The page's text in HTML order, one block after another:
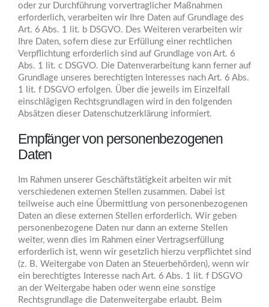
oder zur Durchführung vorvertraglicher Maßnahmen
erforderlich, verarbeiten wir Ihre Daten auf Grundlage des
Art. 6 Abs. 1 lit. b DSGVO. Des Weiteren verarbeiten wir
Ihre Daten, sofern diese zur Erfüllung einer rechtlichen
Verpflichtung erforderlich sind auf Grundlage von Art. 6
Abs. 1 lit. c DSGVO. Die Datenverarbeitung kann ferner auf
Grundlage unseres berechtigten Interesses nach Art. 6 Abs.
1 lit. f DSGVO erfolgen. Über die jeweils im Einzelfall
einschlägigen Rechtsgrundlagen wird in den folgenden
Absätzen dieser Datenschutzerklärung informiert.
Empfänger von personenbezogenen
Daten
Im Rahmen unserer Geschäftstätigkeit arbeiten wir mit
verschiedenen externen Stellen zusammen. Dabei ist
teilweise auch eine Übermittlung von personenbezogenen
Daten an diese externen Stellen erforderlich. Wir geben
personenbezogene Daten nur dann an externe Stellen
weiter, wenn dies im Rahmen einer Vertragserfüllung
erforderlich ist, wenn wir gesetzlich hierzu verpflichtet sind
(z. B. Weitergabe von Daten an Steuerbehörden), wenn wir
ein berechtigtes Interesse nach Art. 6 Abs. 1 lit. f DSGVO
an der Weitergabe haben oder wenn eine sonstige
Rechtsgrundlage die Datenweitergabe erlaubt. Beim